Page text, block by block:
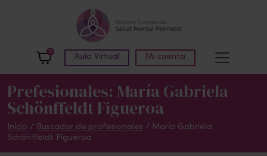
0
Aula Virtual Mi cuenta
Prefesionales: María Gabriela
Schönffeldt Figueroa
Inicio / Buscador de profesionales / María Gabriela
Schönffeldt Figueroa